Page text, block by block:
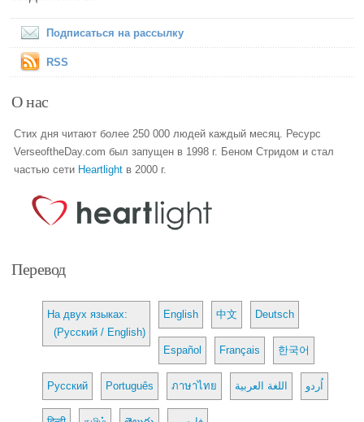
Подписаться на рассылку
RSS
О нас
Стих дня читают более 250 000 людей каждый месяц. Ресурс
VerseoftheDay.com был запущен в 1998 г. Беном Стридом и стал
частью сети Heartlight в 2000 г.
Перевод
На двух языках:
(Русский / English)
English 中文 Deutsch
Español Français 한국어
Русский Português ภาษาไทย اللغة العربية اُردو